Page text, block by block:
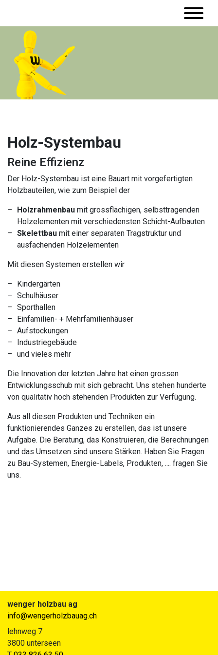
Holz-Systembau
Reine Effizienz
Der Holz-Systembau ist eine Bauart mit vorgefertigten
Holzbauteilen, wie zum Beispiel der
Holzrahmenbau mit grossflächigen, selbsttragenden
Holzelementen mit verschiedensten Schicht-Aufbauten
Skelettbau mit einer separaten Tragstruktur und
ausfachenden Holzelementen
Mit diesen Systemen erstellen wir
Kindergärten
Schulhäuser
Sporthallen
Einfamilien- + Mehrfamilienhäuser
Aufstockungen
Industriegebäude
und vieles mehr
Die Innovation der letzten Jahre hat einen grossen
Entwicklungsschub mit sich gebracht. Uns stehen hunderte
von qualitativ hoch stehenden Produkten zur Verfügung.
Aus all diesen Produkten und Techniken ein
funktionierendes Ganzes zu erstellen, das ist unsere
Aufgabe. Die Beratung, das Konstruieren, die Berechnungen
und das Umsetzen sind unsere Stärken. Haben Sie Fragen
zu Bau-Systemen, Energie-Labels, Produkten, .... fragen Sie
uns.
wenger holzbau ag
info@wengerholzbauag.ch
lehnweg 7
3800 unterseen